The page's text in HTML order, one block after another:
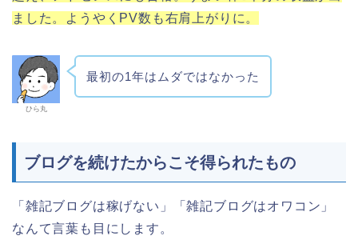
ました。ようやくPV数も右肩上がりに。
ひら丸
最初の1年はムダではなかった
ブログを続けたからこそ得られたもの
「 雑記ブログは稼げない」「雑記ブログはオワコン」
なんて言葉も目にします。